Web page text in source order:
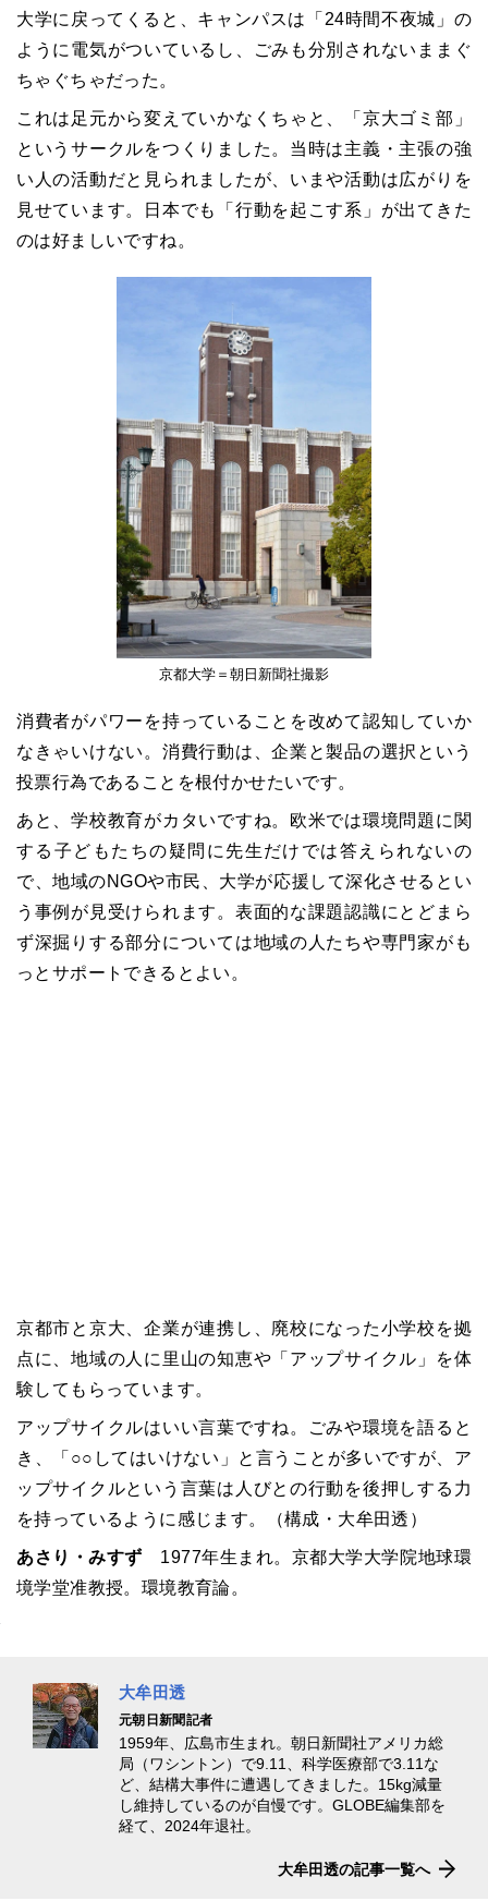
大学に戻ってくると、キャンパスは「24時間不夜城」の
ように電気がついているし、ごみも分別されないままぐ
ちゃぐちゃだった。
これは足元から変えていかなくちゃと、「京大ゴミ部」
というサークルをつくりました。当時は主義・主張の強
い人の活動だと見られましたが、いまや活動は広がりを
見せています。日本でも「行動を起こす系」が出てきた
のは好ましいですね。
京都大学＝朝日新聞社撮影
消費者がパワーを持っていることを改めて認知していか
なきゃいけない。消費行動は、企業と製品の選択という
投票行為であることを根付かせたいです。
あと、学校教育がカタいですね。欧米では環境問題に関
する子どもたちの疑問に先生だけでは答えられないの
で、地域のNGOや市民、大学が応援して深化させるとい
う事例が見受けられます。表面的な課題認識にとどまら
ず深掘りする部分については地域の人たちや専門家がも
っとサポートできるとよい。
京都市と京大、企業が連携し、廃校になった小学校を拠
点に、地域の人に里山の知恵や「アップサイクル」を体
験してもらっています。
アップサイクルはいい言葉ですね。ごみや環境を語ると
き、「○○してはいけない」と言うことが多いですが、ア
ップサイクルという言葉は人びとの行動を後押しする力
を持っているように感じます。（構成・大牟田透）
あさり・みすず 1977年生まれ。京都大学大学院地球環
境学堂准教授。環境教育論。
大牟田透
元朝日新聞記者
1959年、広島市生まれ。朝日新聞社アメリカ総
局（ワシントン）で9.11、科学医療部で3.11な
ど、結構大事件に遭遇してきました。15kg減量
し維持しているのが自慢です。GLOBE編集部を
経て、2024年退社。
大牟田透の記事一覧へ